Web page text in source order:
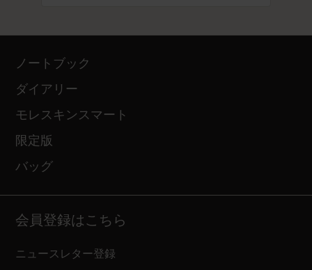
ノートブック
ダイアリー
モレスキンスマート
限定版
バッグ
会員登録はこちら
ニュースレター登録